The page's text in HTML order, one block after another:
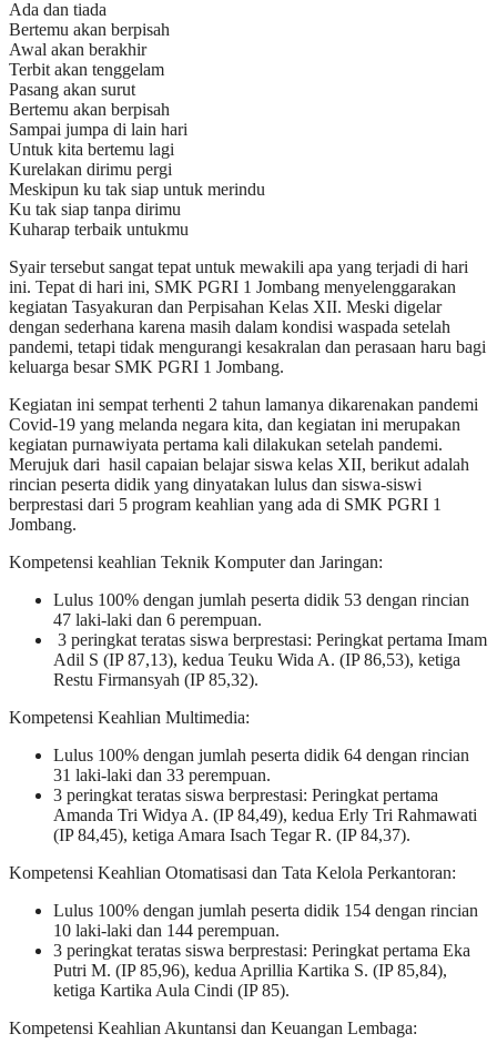
Ada dan tiada
Bertemu akan berpisah
Awal akan berakhir
Terbit akan tenggelam
Pasang akan surut
Bertemu akan berpisah
Sampai jumpa di lain hari
Untuk kita bertemu lagi
Kurelakan dirimu pergi
Meskipun ku tak siap untuk merindu
Ku tak siap tanpa dirimu
Kuharap terbaik untukmu
Syair tersebut sangat tepat untuk mewakili apa yang terjadi di hari
ini. Tepat di hari ini, SMK PGRI 1 Jombang menyelenggarakan
kegiatan Tasyakuran dan Perpisahan Kelas XII. Meski digelar
dengan sederhana karena masih dalam kondisi waspada setelah
pandemi, tetapi tidak mengurangi kesakralan dan perasaan haru bagi
keluarga besar SMK PGRI 1 Jombang.
Kegiatan ini sempat terhenti 2 tahun lamanya dikarenakan pandemi
Covid-19 yang melanda negara kita, dan kegiatan ini merupakan
kegiatan purnawiyata pertama kali dilakukan setelah pandemi.
Merujuk dari hasil capaian belajar siswa kelas XII, berikut adalah
rincian peserta didik yang dinyatakan lulus dan siswa-siswi
berprestasi dari 5 program keahlian yang ada di SMK PGRI 1
Jombang.
Kompetensi keahlian Teknik Komputer dan Jaringan:
Lulus 100% dengan jumlah peserta didik 53 dengan rincian
47 laki-laki dan 6 perempuan.
3 peringkat teratas siswa berprestasi: Peringkat pertama Imam
Adil S (IP 87,13), kedua Teuku Wida A. (IP 86,53), ketiga
Restu Firmansyah (IP 85,32).
Kompetensi Keahlian Multimedia:
Lulus 100% dengan jumlah peserta didik 64 dengan rincian
31 laki-laki dan 33 perempuan.
3 peringkat teratas siswa berprestasi: Peringkat pertama
Amanda Tri Widya A. (IP 84,49), kedua Erly Tri Rahmawati
(IP 84,45), ketiga Amara Isach Tegar R. (IP 84,37).
Kompetensi Keahlian Otomatisasi dan Tata Kelola Perkantoran:
Lulus 100% dengan jumlah peserta didik 154 dengan rincian
10 laki-laki dan 144 perempuan.
3 peringkat teratas siswa berprestasi: Peringkat pertama Eka
Putri M. (IP 85,96), kedua Aprillia Kartika S. (IP 85,84),
ketiga Kartika Aula Cindi (IP 85).
Kompetensi Keahlian Akuntansi dan Keuangan Lembaga: